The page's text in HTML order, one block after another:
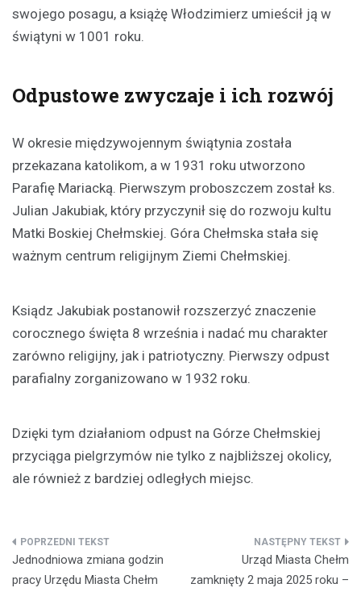
swojego posagu, a książę Włodzimierz umieścił ją w
świątyni w 1001 roku.
Odpustowe zwyczaje i ich rozwój
W okresie międzywojennym świątynia została
przekazana katolikom, a w 1931 roku utworzono
Parafię Mariacką. Pierwszym proboszczem został ks.
Julian Jakubiak, który przyczynił się do rozwoju kultu
Matki Boskiej Chełmskiej. Góra Chełmska stała się
ważnym centrum religijnym Ziemi Chełmskiej.
Ksiądz Jakubiak postanowił rozszerzyć znaczenie
corocznego święta 8 września i nadać mu charakter
zarówno religijny, jak i patriotyczny. Pierwszy odpust
parafialny zorganizowano w 1932 roku.
Dzięki tym działaniom odpust na Górze Chełmskiej
przyciąga pielgrzymów nie tylko z najbliższej okolicy,
ale również z bardziej odległych miejsc.
Nawigacja
wpisu
Jednodniowa zmiana godzin
pracy Urzędu Miasta Chełm
Urząd Miasta Chełm
zamknięty 2 maja 2025 roku –